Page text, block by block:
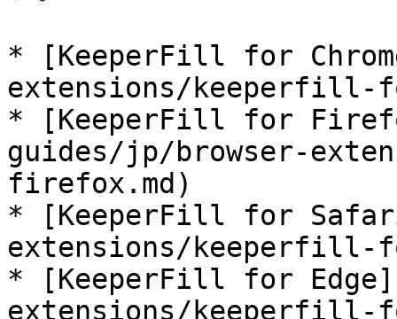
* [KeeperFill for
extensions/keeperfill-
* [KeeperFill for
guides/jp/browser-
firefox.md)
* [KeeperFill for
extensions/keeperfill-
* [KeeperFill for
extensions/keeperfill-